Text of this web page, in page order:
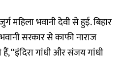
महिला भवानी देवी से हुई. बिहार
सरकार से काफी नाराज
‘‘इंदिरा गांधी और संजय गांधी